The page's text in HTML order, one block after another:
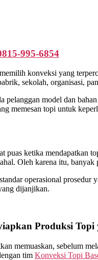
995-6854
konveksi yang
sekolah, organisasi,
pelanggan model dan
memesan topi untuk
puas ketika mendapatkan
Oleh karena itu,
operasional
dijanjikan.
Produksi Topi
memuaskan, sebelum
tim Konveksi Topi